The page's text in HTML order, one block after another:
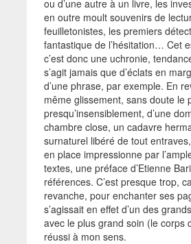
ou d’une autre à un livre, les
en outre moult souvenirs de
feuilletonistes, les premiers
fantastique de l’hésitation… Cet
c’est donc une uchronie,
s’agit jamais que d’éclats en
d’une phrase, par exemple. En
même glissement, sans doute le
presqu’insensiblement, d’une
chambre close, un cadavre
surnaturel libéré de tout
en place impressionne par
textes, une préface d’Etienne
références. C’est presque trop,
revanche, pour enchanter ses
s’agissait en effet d’un des
avec le plus grand soin (le corps
réussi à mon sens.